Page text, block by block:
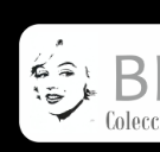
content